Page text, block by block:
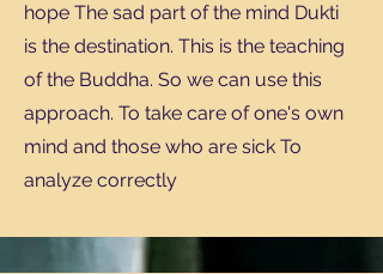
hope The sad part of the mind Dukti
is the destination. This is the teaching
of the Buddha. So we can use this
approach. To take care of one's own
mind and those who are sick To
analyze correctly